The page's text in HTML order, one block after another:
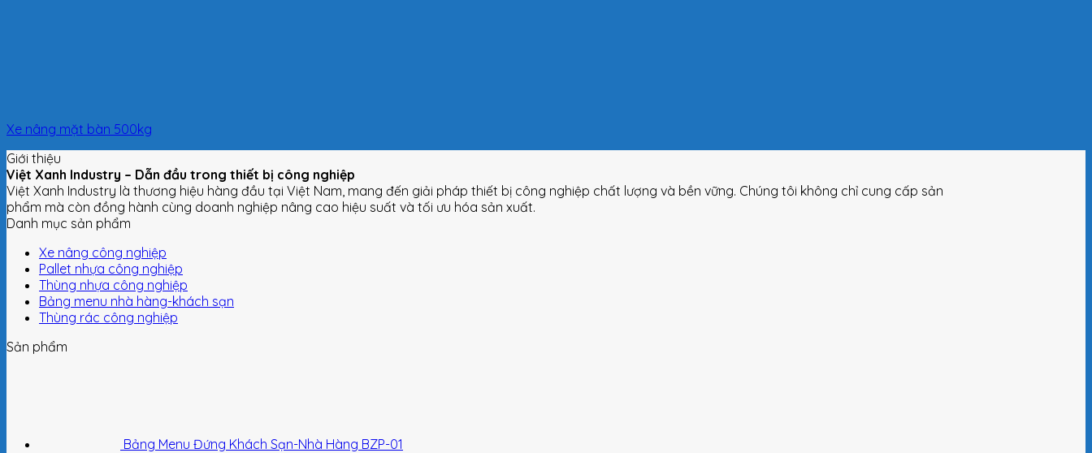
Xe nâng mặt bàn 500kg
Giới thiệu
Việt Xanh Industry – Dẫn đầu trong thiết bị công nghiệp
Việt Xanh Industry là thương hiệu hàng đầu tại Việt Nam, mang đến giải pháp thiết bị công nghiệp chất lượng và bền vững. Chúng tôi không chỉ cung cấp sản
phẩm mà còn đồng hành cùng doanh nghiệp nâng cao hiệu suất và tối ưu hóa sản xuất.
Danh mục sản phẩm
Xe nâng công nghiệp
Pallet nhựa công nghiệp
Thùng nhựa công nghiệp
Bảng menu nhà hàng-khách sạn
Thùng rác công nghiệp
Sản phẩm
Bảng Menu Đứng Khách Sạn-Nhà Hàng BZP-01